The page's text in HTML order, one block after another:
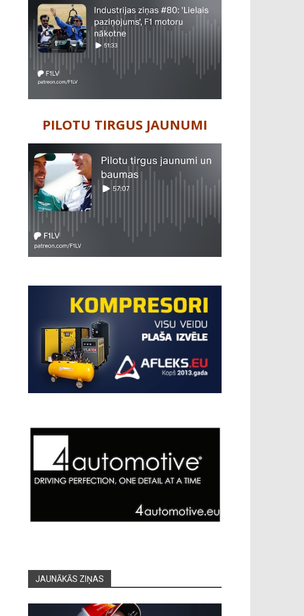
PILOTU TIRGUS JAUNUMI
JAUNĀKĀS ZIŅAS